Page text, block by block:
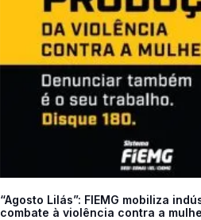
“Agosto Lilás”: FIEMG mobiliza
combate à violência contra a